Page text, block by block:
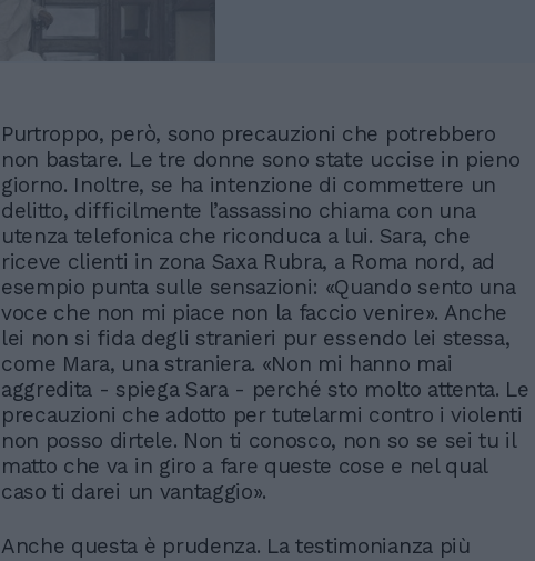
Purtroppo, però, sono precauzioni che potrebbero
non bastare. Le tre donne sono state uccise in pieno
giorno. Inoltre, se ha intenzione di commettere un
delitto, difficilmente l’assassino chiama con una
utenza telefonica che riconduca a lui. Sara, che
riceve clienti in zona Saxa Rubra, a Roma nord, ad
esempio punta sulle sensazioni: «Quando sento una
voce che non mi piace non la faccio venire». Anche
lei non si fida degli stranieri pur essendo lei stessa,
come Mara, una straniera. «Non mi hanno mai
aggredita - spiega Sara - perché sto molto attenta. Le
precauzioni che adotto per tutelarmi contro i violenti
non posso dirtele. Non ti conosco, non so se sei tu il
matto che va in giro a fare queste cose e nel qual
caso ti darei un vantaggio».
Anche questa è prudenza. La testimonianza più